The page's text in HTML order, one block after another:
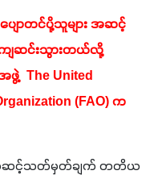
ောတင်ပို့သူများ အဆင့်
ကျဆင်းသွားတယ်လို့
ဖွဲ့  The United
(FAO) က
အဆင့်သတ်မှတ်ချက် တတိယ